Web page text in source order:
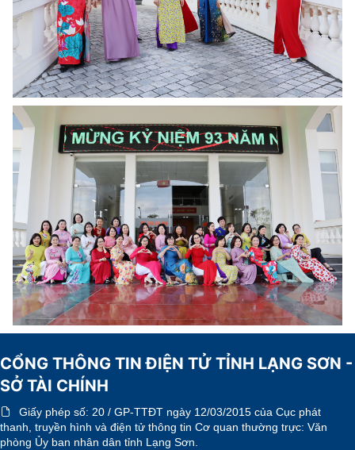
CỔNG THÔNG TIN ĐIỆN TỬ TỈNH LẠNG SƠN -
SỞ TÀI CHÍNH
Giấy phép số: 20 / GP-TTĐT ngày 12/03/2015 của Cục phát
thanh, truyền hình và điện tử thông tin Cơ quan thường trực: Văn
phòng Ủy ban nhân dân tỉnh Lạng Sơn.